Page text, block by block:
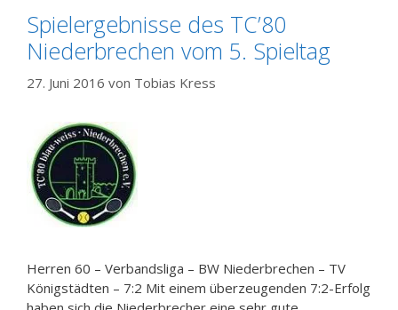
Spielergebnisse des TC’80
Niederbrechen vom 5. Spieltag
27. Juni 2016 von Tobias Kress
Herren 60 – Verbandsliga – BW Niederbrechen – TV
Königstädten – 7:2 Mit einem überzeugenden 7:2-Erfolg